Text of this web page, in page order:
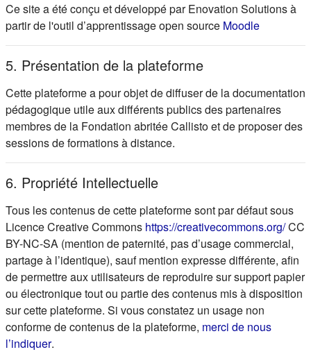
Ce site a été conçu et développé par Enovation Solutions à
partir de l'outil d’apprentissage open source Moodle(s'ouvre
5. Présentation de la plateforme
Cette plateforme a pour objet de diffuser de la documentation
pédagogique utile aux différents publics des partenaires
membres de la Fondation abritée Callisto et de proposer des
sessions de formations à distance.
6. Propriété Intellectuelle
Tous les contenus de cette plateforme sont par défaut sous
Licence Creative Commons https://creativecommons.org/CC
BY-NC-SA (mention de paternité, pas d’usage commercial,
partage à l’identique), sauf mention expresse différente, afin
de permettre aux utilisateurs de reproduire sur support papier
ou électronique tout ou partie des contenus mis à disposition
sur cette plateforme. Si vous constatez un usage non
conforme de contenus de la plateforme, merci de nous
l’indiquer(s'ouvre dans un nouvel onglet)
.